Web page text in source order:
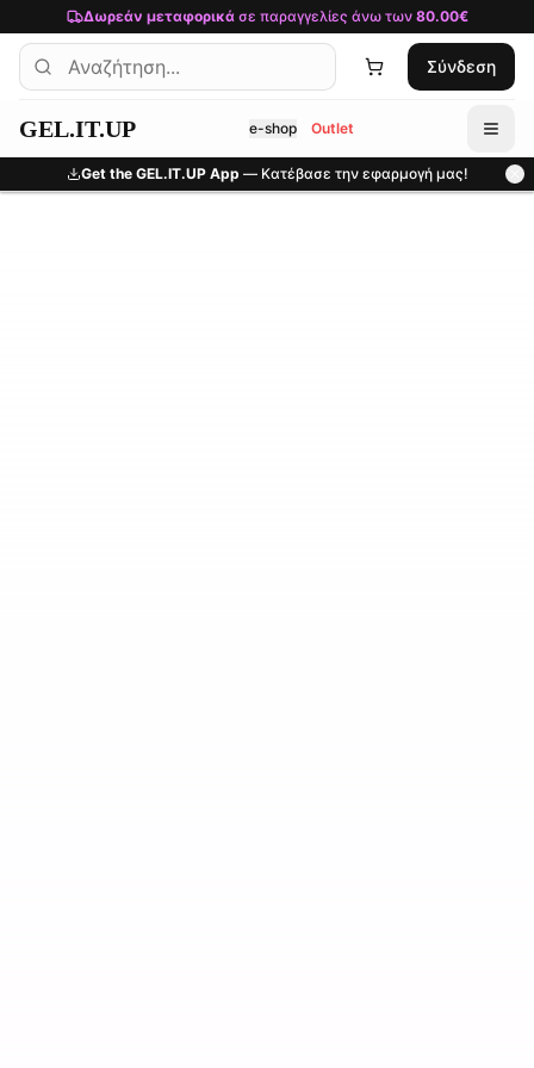
Μετάβαση στο κύριο περιεχόμενο
Δωρεάν μεταφορικάσε παραγγελίες άνω των 80.00€
Σύνδεση
GEL.IT.UP e-shop Outlet
Get the GEL.IT.UP App — Κατέβασε την εφαρμογή μας!